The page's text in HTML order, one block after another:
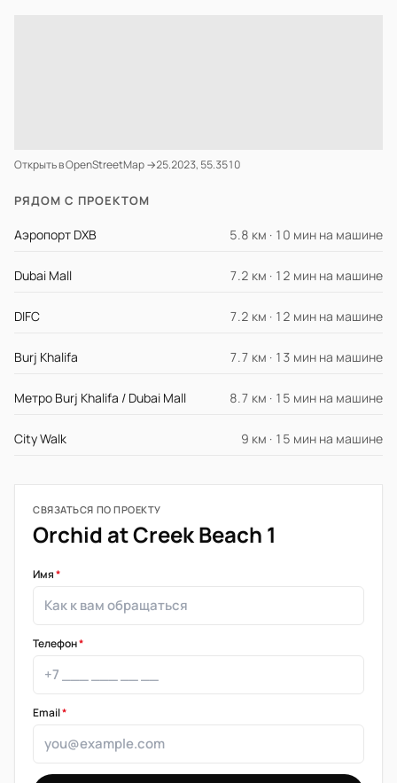
Открыть в OpenStreetMap →25.2023, 55.3510
РЯДОМ С ПРОЕКТОМ
Аэропорт DXB 5.8 км · 10 мин на машине
Dubai Mall 7.2 км · 12 мин на машине
DIFC 7.2 км · 12 мин на машине
Burj Khalifa 7.7 км · 13 мин на машине
Метро Burj Khalifa / Dubai Mall 8.7 км · 15 мин на машине
City Walk 9 км · 15 мин на машине
СВЯЗАТЬСЯ ПО ПРОЕКТУ
Orchid at Creek Beach 1
Имя*
Телефон*
Email*